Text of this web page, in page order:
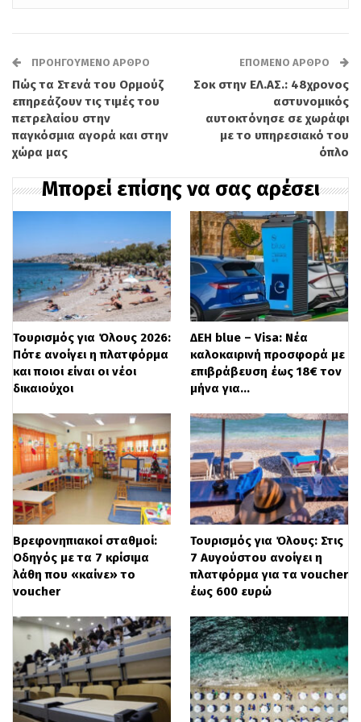
Τα στοιχεία είναι ενδεικτικά της έκτασης
του φαινομένου: μόνο τον Μάρτιο,οι
δηλωμένες υπερωρίες στον τουριστικό
κλάδο αυξήθηκαν κατά 637% σε σχέση
με πέρυσι (από 1.281 σε 9.452),
ενώ στην
εστίαση σημειώθηκε άνοδος 55%, με τις
υπερωρίες να ξεπερνούν τις 38.000. Η
αύξηση αυτή δεν αποδίδεταιμόνο στην
πραγματική αύξηση της εργασίας, αλλά
καιστην εντατικοποίηση των ελέγχων και
στη λειτουργία της ψηφιακής κάρτας
που καταγράφει πλέον με μεγαλύτερη
ακρίβεια το ωράριο κάθε εργαζόμενου.
Πέρα από την υπερωριακή απασχόληση,
τα πρόστιμα που επιβλήθηκαν τον Μάιο
δείχνουν ότι η μάχη κατά της
παραβατικότητας είναι ακόμη σε εξέλιξη.
Το 40% των προστίμων αφορούσε
αδήλωτη εργασία, ενώ η μη χρήση ή η
λανθασμένη χρήση της ψηφιακής κάρτας
οδήγησε σε συνολικά πρόστιμα άνω των
540.000 ευρώ. Παράλληλα, καταγράφηκαν
ΠΡΟΗΓΟΎΜΕΝΟ ΆΡΘΡΟ
Πώς τα Στενά του Ορμούζ
επηρεάζουν τις τιμές του
πετρελαίου στην
παγκόσμια αγορά και στην
χώρα μας
ΕΠΌΜΕΝΟ ΆΡΘΡΟ
Σοκ στην ΕΛ.ΑΣ.: 48χρονος
αστυνομικός
αυτοκτόνησε σε χωράφι
με το υπηρεσιακό του
όπλο
Μπορεί επίσης να σας αρέσει
Τουρισμός για Όλους 2026:
Πότε ανοίγει η πλατφόρμα
και ποιοι είναι οι νέοι
δικαιούχοι
ΔΕΗ blue – Visa: Νέα
καλοκαιρινή προσφορά με
επιβράβευση έως 18€ τον
μήνα για…
Βρεφονηπιακοί σταθμοί:
Οδηγός με τα 7 κρίσιμα
λάθη που «καίνε» το
voucher
Τουρισμός για Όλους: Στις
7 Αυγούστου ανοίγει η
πλατφόρμα για τα voucher
έως 600 ευρώ